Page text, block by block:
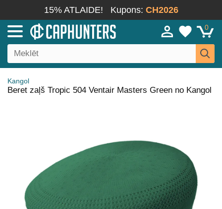
15% ATLAIDE! Kupons: CH2026
0
Kangol
Beret zaļš Tropic 504 Ventair Masters Green no Kangol